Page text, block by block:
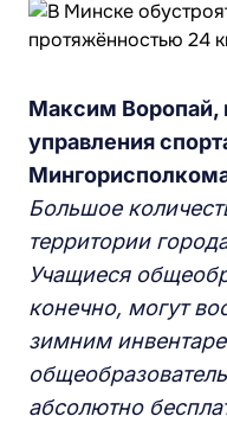
Максим Воропай,
управления
Большое
территории
Учащиеся
конечно, могут
зимним
абсолютно